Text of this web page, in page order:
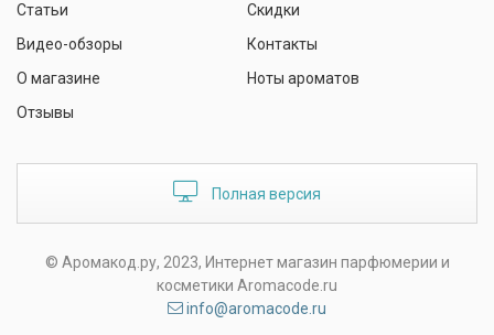
Статьи
Видео-обзоры
О магазине
Отзывы
Скидки
Контакты
Ноты ароматов
Полная версия
© Аромакод.ру, 2023, Интернет магазин парфюмерии и
косметики Aromacode.ru
info@aromacode.ru